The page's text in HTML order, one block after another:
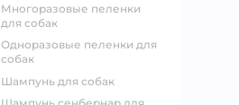
многоразовые пеленки
для собак
одноразовые пеленки для
собак
шампунь для собак